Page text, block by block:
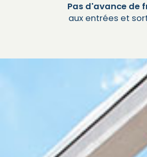
Pas d'avance de
aux entrées et